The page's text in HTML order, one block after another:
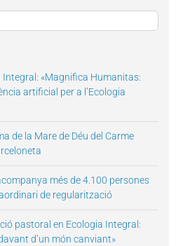
Integral: «Magnifica Humanitas:
artificial per a l’Ecologia
de la Mare de Déu del Carme
més de 4.100 persones
de regularització
pastoral en Ecologia Integral:
d’un món canviant»